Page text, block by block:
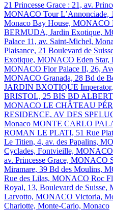
21 Princesse Grace : 21, av.
MONACO Tour
Monaco Bay House, MONACO
BERMUDA, Jardin Exotique,
Palace 11, av. Saint-Michel,
Plaisance, 21 Boulevard de
Exotique, MONACO Eden
MONACO Flor Palace II, 26,
MONACO Granada, 28 Bd de
JARDIN BXOTIQUE
BRISTOL, 25 BIS BD
MONACO LE CHÂTEAU
RESIDENCE, AV DES
Monaco MONTE CARLO
ROMAN LE PLATI, 51 Rue
Le Titien, 4, av. des Papalins,
Cyclades, Fontvieille, MONACO
av. Princesse Grace, MONACO
Miramare, 39 Bd des Moulins,
Rue des Lilas, MONACO Roc
Royal, 13, Boulevard de Suisse,
Larvotto, MONACO Victoria,
Charlotte, Monte-Carlo, Monaco